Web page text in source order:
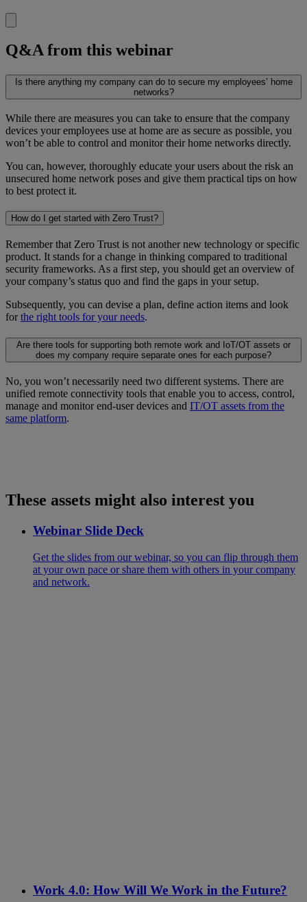
Q&A from this webinar
Is there anything my company can do to secure my employees’ home
networks?
While there are measures you can take to ensure that the company
devices your employees use at home are as secure as possible, you
won’t be able to control and monitor their home networks directly.
You can, however, thoroughly educate your users about the risk an
unsecured home network poses and give them practical tips on how
to best protect it.
How do I get started with Zero Trust?
Remember that Zero Trust is not another new technology or specific
product. It stands for a change in thinking compared to traditional
security frameworks. As a first step, you should get an overview of
your company’s status quo and find the gaps in your setup.
Subsequently, you can devise a plan, define action items and look
forthe right tools for your needs.
Are there tools for supporting both remote work and IoT/OT assets or
does my company require separate ones for each purpose?
No, you won’t necessarily need two different systems. There are
unified remote connectivity tools that enable you to access, control,
manage and monitor end-user devices and IT/OT assets from the
same platform.
These assets might also interest you
Webinar Slide Deck
Get the slides from our webinar, so you can flip through them
at your own pace or share them with others in your company
and network.
Work 4.0: How Will We Work in the Future?